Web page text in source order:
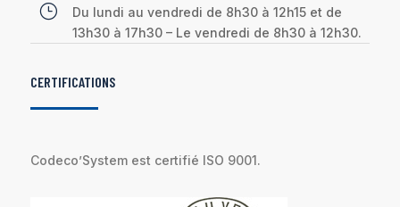
}
Du lundi au vendredi de 8h30 à 12h15 et de
13h30 à 17h30 – Le vendredi de 8h30 à 12h30.
CERTIFICATIONS
Codeco’System est certifié ISO 9001.